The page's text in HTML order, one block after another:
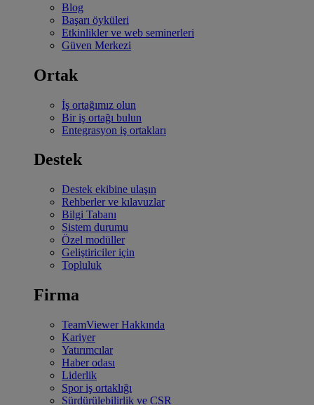
Blog
Başarı öyküleri
Etkinlikler ve web seminerleri
Güven Merkezi
Ortak
İş ortağımız olun
Bir iş ortağı bulun
Entegrasyon iş ortakları
Destek
Destek ekibine ulaşın
Rehberler ve kılavuzlar
Bilgi Tabanı
Sistem durumu
Özel modüller
Geliştiriciler için
Topluluk
Firma
TeamViewer Hakkında
Kariyer
Yatırımcılar
Haber odası
Liderlik
Spor iş ortaklığı
Sürdürülebilirlik ve CSR